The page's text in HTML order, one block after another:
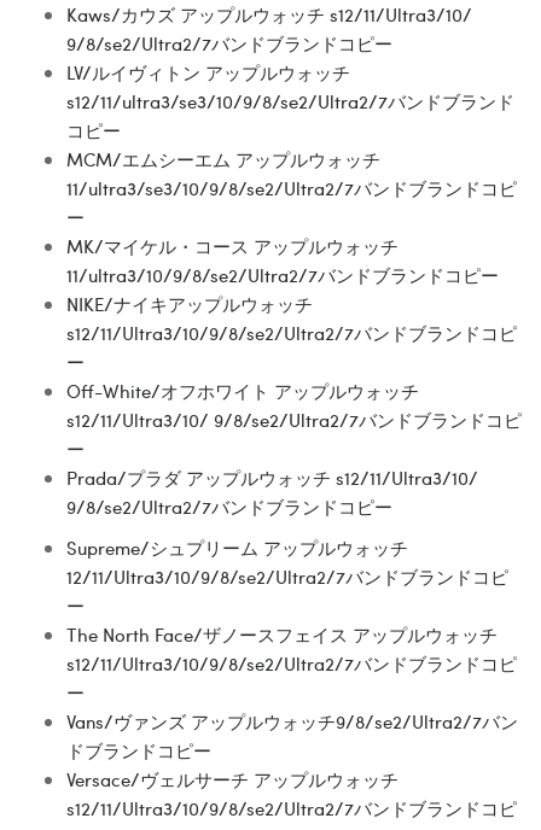
Kaws/カウズ アップルウォッチ s12/11/Ultra3/10/
9/8/se2/Ultra2/7バンドブランドコピー
LV/ルイヴィトン アップルウォッチ
s12/11/ultra3/se3/10/9/8/se2/Ultra2/7バンドブランド
コピー
MCM/エムシーエム アップルウォッチ
11/ultra3/se3/10/9/8/se2/Ultra2/7バンドブランドコピ
ー
MK/マイケル・コース アップルウォッチ
11/ultra3/10/9/8/se2/Ultra2/7バンドブランドコピー
NIKE/ナイキアップルウォッチ
s12/11/Ultra3/10/9/8/se2/Ultra2/7バンドブランドコピ
ー
Off-White/オフホワイト アップルウォッチ
s12/11/Ultra3/10/ 9/8/se2/Ultra2/7バンドブランドコピ
ー
Prada/プラダ アップルウォッチ s12/11/Ultra3/10/
9/8/se2/Ultra2/7バンドブランドコピー
Supreme/シュプリーム アップルウォッチ
12/11/Ultra3/10/9/8/se2/Ultra2/7バンドブランドコピ
ー
The North Face/ザノースフェイス アップルウォッチ
s12/11/Ultra3/10/9/8/se2/Ultra2/7バンドブランドコピ
ー
Vans/ヴァンズ アップルウォッチ9/8/se2/Ultra2/7バン
ドブランドコピー
Versace/ヴェルサーチ アップルウォッチ
s12/11/Ultra3/10/9/8/se2/Ultra2/7バンドブランドコピ